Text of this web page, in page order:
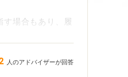
す場合もあり、履
うか。
人のアドバイザーが回答